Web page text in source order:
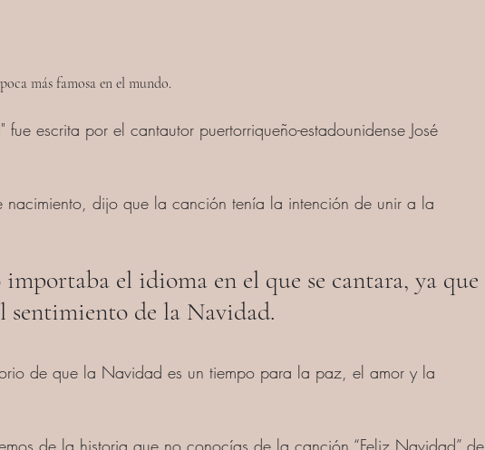
más famosa en el mundo.
escrita por el cantautor puertorriqueño-estadounidense José
nacimiento, dijo que la canción tenía la intención de unir a la
importaba el idioma en el que se cantara, ya que
sentimiento de la Navidad.
de que la Navidad es un tiempo para la paz, el amor y la
de la historia que no conocías de la canción “Feliz Navidad” de